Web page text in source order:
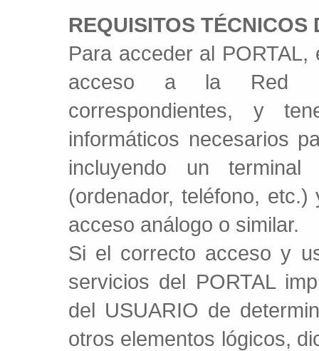
REQUISITOS TÉCNICOS
Para acceder al
acceso a la Red
correspondientes, y
informáticos necesarios
incluyendo un
(ordenador, teléfono,
acceso análogo o similar.
Si el correcto acceso y
servicios del PORTAL
del USUARIO de
otros elementos lógicos,